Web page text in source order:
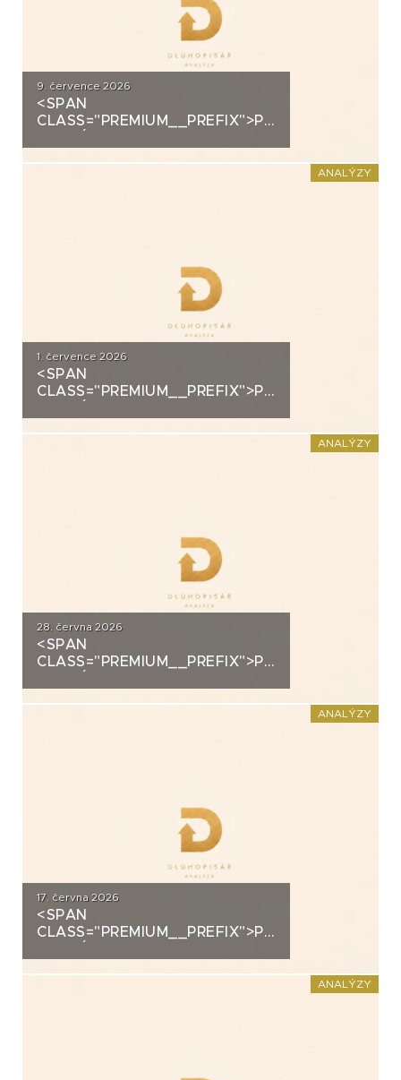
9. července 2026
<SPAN
CLASS="PREMIUM__PREFIX">PREMIUM</
ANALÝZY
1. července 2026
<SPAN
CLASS="PREMIUM__PREFIX">PREMIUM</
ANALÝZY
28. června 2026
<SPAN
CLASS="PREMIUM__PREFIX">PREMIUM</
ANALÝZY
17. června 2026
<SPAN
CLASS="PREMIUM__PREFIX">PREMIUM</
ANALÝZY